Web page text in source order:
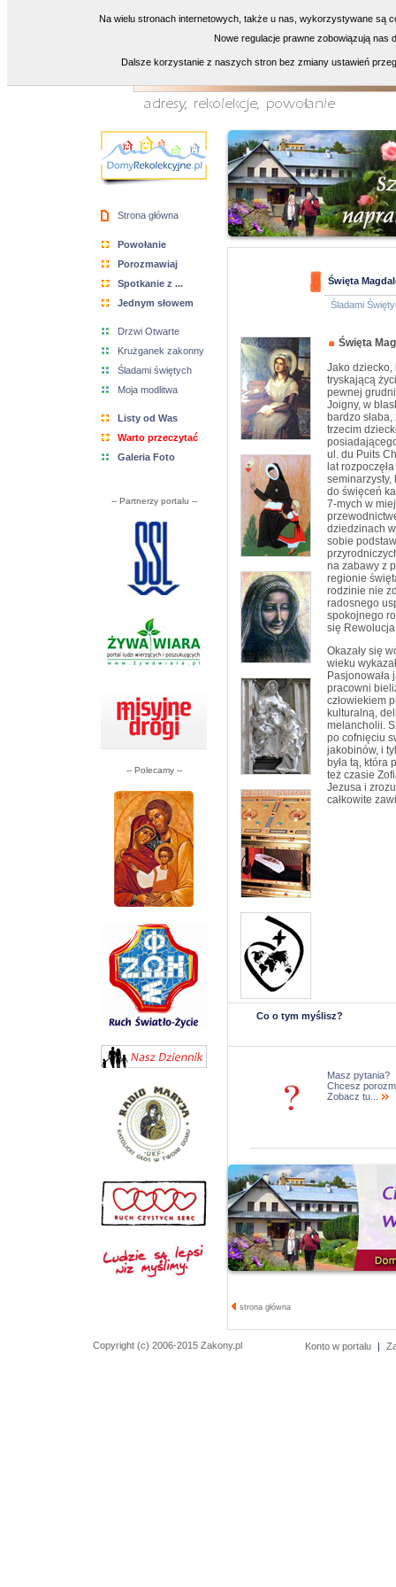
Strona główna
Powołanie
Porozmawiaj
Spotkanie z ...
Jednym słowem
Drzwi Otwarte
Krużganek zakonny
Śladami świętych
Moja modlitwa
Listy od Was
Warto przeczytać
Galeria Foto
-- Partnerzy portalu --
-- Polecamy --
Święta
Śladami
Święta
Jako dziecko,
tryskającą
pewnej
Joigny, w
bardzo
trzecim
ul. du Puits
lat
do święceń
7-mych w
dziedzinach
sobie
na zabawy z
regionie
rodzinie nie
radosnego
spokojnego
się
Okazały się
wieku
Pasjonowała
pracowni
człowiekiem
kulturalną,
melancholii.
po cofnięciu
jakobinów, i
była tą, która
też czasie
Jezusa i
całkowite
Co o tym myślisz?
Masz pytania?
Chcesz
Zobacz tu...
strona główna
Copyright (c) 2006-2015 Zakony.pl Konto w portalu |
Na wielu stronach internetowych, także u nas, wykorzystywane są
Nowe regulacje prawne zobowiązują nas
Dalsze korzystanie z naszych stron bez zmiany ustawień